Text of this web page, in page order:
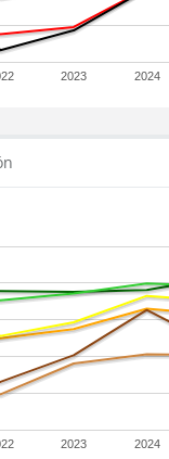
2023 2024
2023 2024